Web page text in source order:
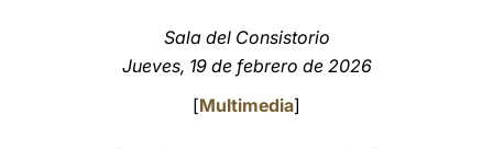
Sala del Consistorio
Jueves, 19 de febrero de 2026
[Multimedia]